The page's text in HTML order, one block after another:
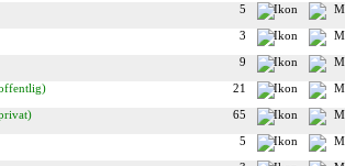
5
3
9
21
65
5